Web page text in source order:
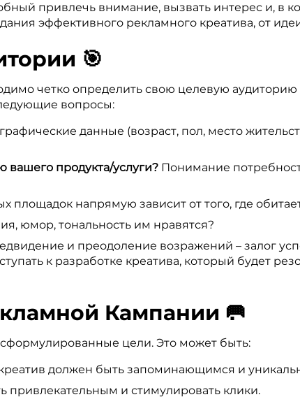
привлечь внимание, вызвать интерес и, в
эффективного рекламного креатива, от
🎯
четко определить свою целевую аудиторию
вопросы:
данные (возраст, пол, место
продукта/услуги? Понимание
площадок напрямую зависит от того, где
юмор, тональность им нравятся?
и преодоление возражений – залог
к разработке креатива, который будет
Кампании 🥅
цели. Это может быть:
должен быть запоминающимся и
привлекательным и стимулировать клики.